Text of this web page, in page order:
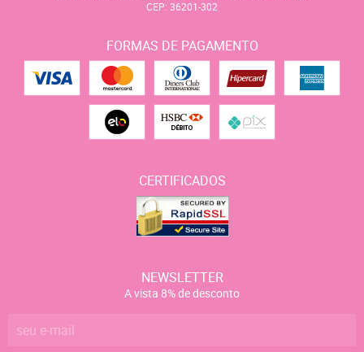
CEP: 36201-302
FORMAS DE PAGAMENTO
CERTIFICADOS
NEWSLETTER
A vista 8% de desconto